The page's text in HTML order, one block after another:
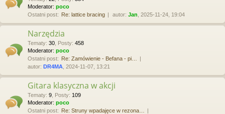
Moderator: poco
Ostatni post: Re: lattice bracing autor: Jan , 2025-11-24, 19:04
Narzędzia
Tematy: 30 Posty: 458
Moderator: poco
Ostatni post: Re: Zamówienie - Befana - pi…
autor: DR4MA , 2024-11-07, 13:21
Gitara klasyczna w akcji
Tematy: 9 Posty: 109
Moderator: poco
Ostatni post: Re: Struny wpadajęce w rezona…